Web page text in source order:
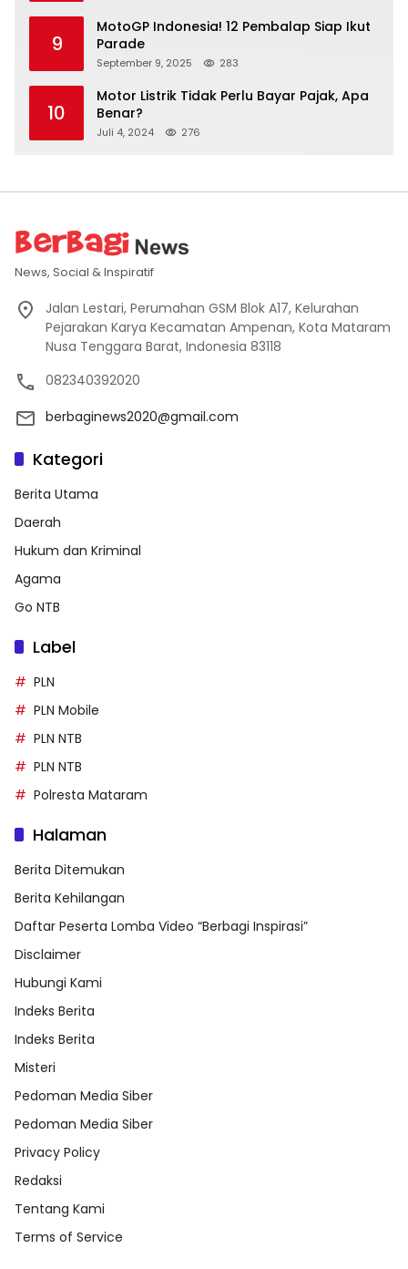
9
MotoGP Indonesia! 12 Pembalap Siap Ikut
Parade
September 9, 2025 283
10
Motor Listrik Tidak Perlu Bayar Pajak, Apa
Benar?
Juli 4, 2024 276
News, Social & Inspiratif
Jalan Lestari, Perumahan GSM Blok A17, Kelurahan
Pejarakan Karya Kecamatan Ampenan, Kota Mataram
Nusa Tenggara Barat, Indonesia 83118
082340392020
berbaginews2020@gmail.com
Kategori
Berita Utama
Daerah
Hukum dan Kriminal
Agama
Go NTB
Label
PLN
PLN Mobile
PLN NTB
PLN NTB
Polresta Mataram
Halaman
Berita Ditemukan
Berita Kehilangan
Daftar Peserta Lomba Video “Berbagi Inspirasi”
Disclaimer
Hubungi Kami
Indeks Berita
Indeks Berita
Misteri
Pedoman Media Siber
Pedoman Media Siber
Privacy Policy
Redaksi
Tentang Kami
Terms of Service